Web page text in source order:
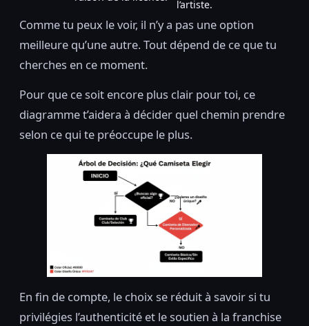
l’artiste.
Comme tu peux le voir, il n’y a pas une option
meilleure qu’une autre. Tout dépend de ce que tu
cherches en ce moment.
Pour que ce soit encore plus clair pour toi, ce
diagramme t’aidera à décider quel chemin prendre
selon ce qui te préoccupe le plus.
En fin de compte, le choix se réduit à savoir si tu
privilégies l’authenticité et le soutien à la franchise